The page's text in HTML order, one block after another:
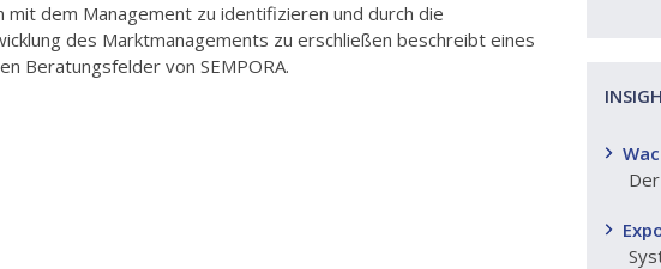
mit dem Management zu identifizieren und durch die
des Marktmanagements zu erschließen beschreibt eines
Beratungsfelder von SEMPORA.